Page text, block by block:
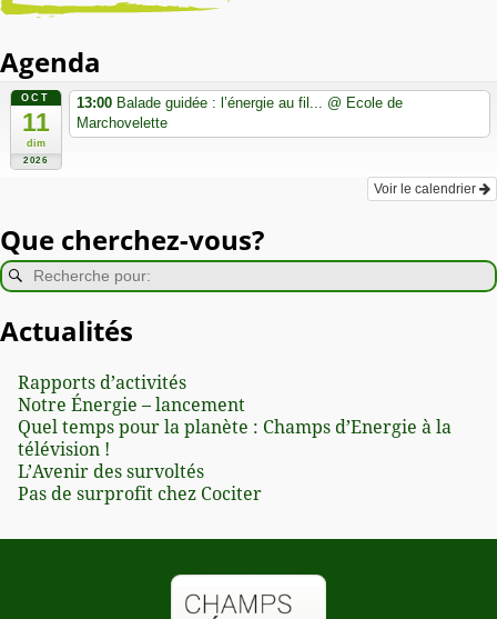
Agenda
OCT
11
dim
2026
13:00 Balade guidée : l’énergie au fil... @ Ecole de
Marchovelette
Voir le calendrier
Que cherchez-vous?
Actualités
Rapports d’activités
Notre Énergie – lancement
Quel temps pour la planète : Champs d’Energie à la
télévision !
L’Avenir des survoltés
Pas de surprofit chez Cociter